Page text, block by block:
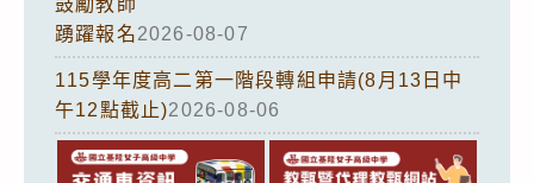
踴躍報名2026-08-07
115學年度高二第一階段轉組申請(8月13日中
午12點截止)2026-08-06